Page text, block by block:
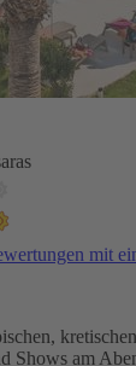
mit
Shows am